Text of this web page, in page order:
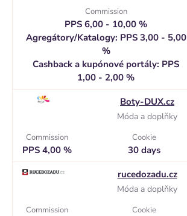
Commission
PPS 6,00 - 10,00 %
Agregátory/Katalogy: PPS 3,00 - 5,00
%
Cashback a kupónové portály: PPS
1,00 - 2,00 %
Boty-DUX.cz
Móda a doplňky
Commission
PPS 4,00 %
Cookie
30 days
rucedozadu.cz
Móda a doplňky
Commission Cookie